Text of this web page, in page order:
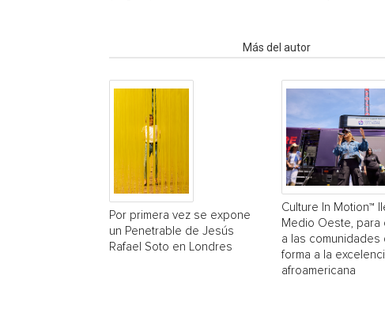
Más del autor
Por primera vez se expone
un Penetrable de Jesús
Rafael Soto en Londres
Culture In Motion™
Medio Oeste, para
a las comunidades
forma a la
afroamericana